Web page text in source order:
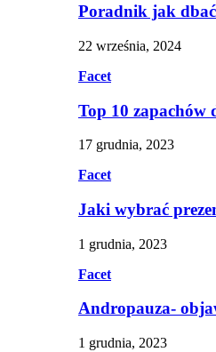
Poradnik jak dbać
22 września, 2024
Facet
Top 10 zapachów
17 grudnia, 2023
Facet
Jaki wybrać
1 grudnia, 2023
Facet
Andropauza-
1 grudnia, 2023